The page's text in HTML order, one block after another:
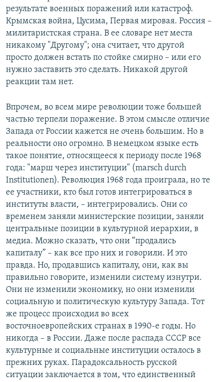
результате военных поражений или катастроф.
Крымская война, Цусима, Первая мировая. Россия –
милитаристская страна. В ее словаре нет места
никакому "Другому"; она считает, что другой
просто должен встать по стойке смирно – или его
нужно заставить это сделать. Никакой другой
реакции там нет.
Впрочем, во всем мире революции тоже большей
частью терпели поражение. В этом смысле отличие
Запада от России кажется не очень большим. Но в
реальности оно огромно. В немецком языке есть
такое понятие, относящееся к периоду после 1968
года: "марш через институции" (marsch durch
Institutionen). Революция 1968 года проиграла, но те
ее участники, кто был готов интегрироваться в
институты власти, – интегрировались. Они со
временем заняли министерские позиции, заняли
центральные позиции в культурной иерархии, в
медиа. Можно сказать, что они “продались
капиталу” – как все про них и говорили. И это
правда. Но, продавшись капиталу, они, как вы
правильно говорите, изменили систему изнутри.
Они не изменили экономику, но они изменили
социальную и политическую культуру Запада. Тот
же процесс происходил во всех
восточноевропейских странах в 1990-е годы. Но
никогда – в России. Даже после распада СССР все
культурные и социальные институции осталось в
прежних руках. Парадоксальность русской
ситуации заключается в том, что единственный